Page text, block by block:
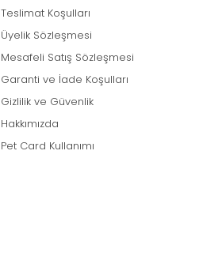
Teslimat Koşulları
Üyelik Sözleşmesi
Mesafeli Satış Sözleşmesi
Garanti ve İade Koşulları
Gizlilik ve Güvenlik
Hakkımızda
Pet Card Kullanımı